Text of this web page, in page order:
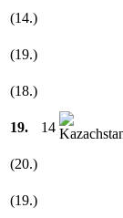
(14.)
(19.)
(18.)
19. 14
(20.)
(19.)